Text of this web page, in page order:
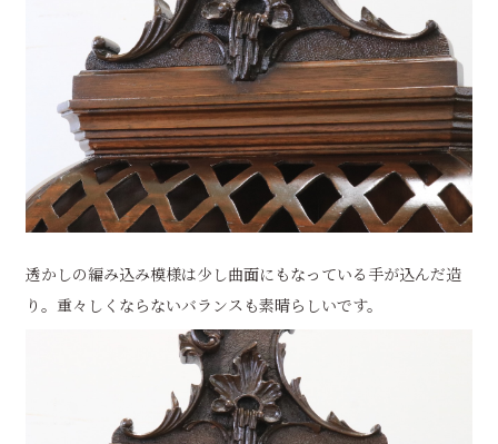
透かしの編み込み模様は少し曲面にもなっている手が込んだ造
り。重々しくならないバランスも素晴らしいです。